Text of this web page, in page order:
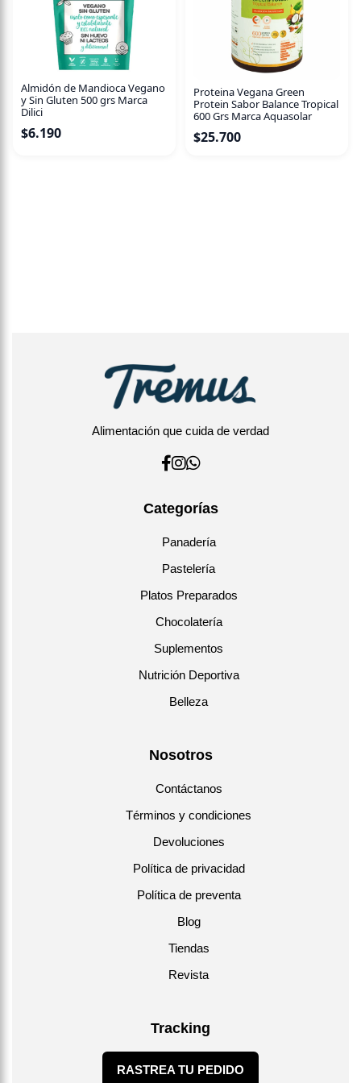
14 PORCIONES
Plan detox energético de 14 días, contiene: Cúrcuma, Café
verde, Raíz de jengibre, Coco, Cardamomo, Canela ceylon,
Hoja de stevia. Contenido neto: 70g (14 bolsas
piramidales). Origen: Sur de la India. Producto libre de
gluten, vegano. Sellos: USDA ORGANIC, ORGANIC INDIA,
GMP QUALITY.
Almidón de Mandioca Vegano
y Sin Gluten 500 grs Marca
Dilici
$6.190
Proteina Vegana Green
Protein Sabor Balance Tropical
600 Grs Marca Aquasolar
$25.700
Alimentación que cuida de verdad
Categorías
Panadería
Pastelería
Platos Preparados
Chocolatería
Suplementos
Nutrición Deportiva
Belleza
Nosotros
Contáctanos
Términos y condiciones
Devoluciones
Política de privacidad
Política de preventa
Blog
Tiendas
Revista
Tracking
RASTREA TU PEDIDO